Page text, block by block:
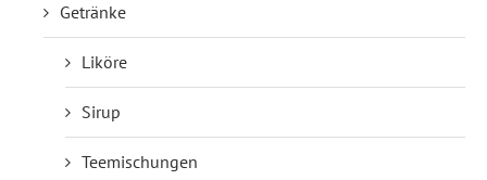
Getränke
Liköre
Sirup
Teemischungen